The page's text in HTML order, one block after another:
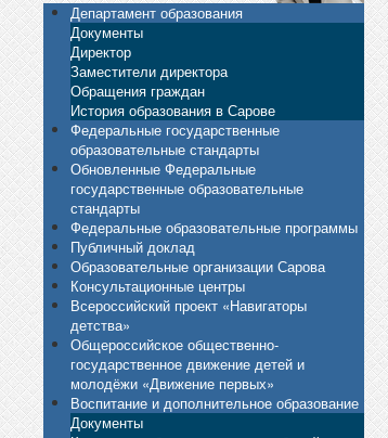
Департамент образования
Документы
Директор
Заместители директора
Обращения граждан
История образования в Сарове
Федеральные государственные
образовательные стандарты
Обновленные Федеральные
государственные образовательные
стандарты
Федеральные образовательные программы
Публичный доклад
Образовательные организации Сарова
Консультационные центры
Всероссийский проект «Навигаторы
детства»
Общероссийское общественно-
государственное движение детей и
молодёжи «Движение первых»
Воспитание и дополнительное образование
Документы